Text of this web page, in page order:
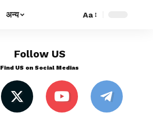
अन्य Aa
Follow US
Find US on Social Medias